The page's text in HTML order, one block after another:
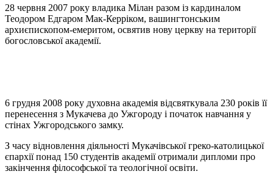
28 червня 2007 року владика Мілан разом із кардиналом
Теодором Eдгаром Мак-Керріком, вашингтонським
архиєпископом-емеритом, освятив нову церкву на території
богословської академії.
6 грудня 2008 року духовна академія відсвяткувала 230 років її
перенесення з Мукачева до Ужгороду і початок навчання у
стінах Ужгородського замку.
З часу відновлення діяльності Мукачівської греко-католицької
єпархії понад 150 студентів академії отримали дипломи про
закінчення філософської та теологічної освіти.